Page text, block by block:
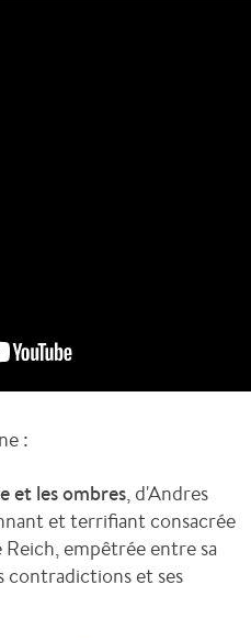
:
et les ombres, d'Andres
et terrifiant consacrée
empêtrée entre sa
contradictions et ses